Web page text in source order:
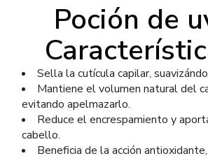
Poción de
Sella la cutícula capilar,
Mantiene el volumen natural del
evitando apelmazarlo.
Reduce el encrespamiento y
cabello.
Beneficia de la acción antioxidante,